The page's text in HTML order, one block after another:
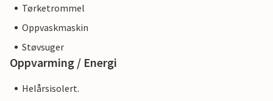
Tørketrommel
Oppvaskmaskin
Støvsuger
Oppvarming / Energi
Helårsisolert.